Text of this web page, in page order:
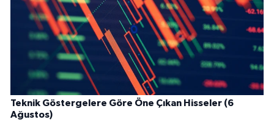
Teknik Göstergelere Göre Öne Çıkan Hisseler (6
Ağustos)